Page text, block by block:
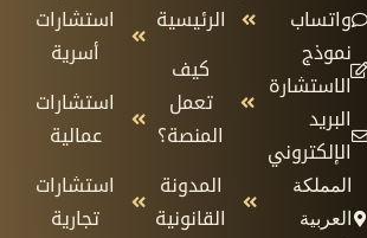
الرئيسية
كيف
تعمل
المنصة؟
المدونة
القانونية
استشارات
أسرية
استشارات
عمالية
استشارات
تجارية
واتساب
نموذج
الاستشارة
البريد
الإلكتروني
المملكة
العربية